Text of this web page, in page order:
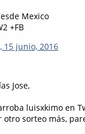
Mexico
+FB
15 junio, 2016
Jose,
luisxkimo en
otro sorteo más,